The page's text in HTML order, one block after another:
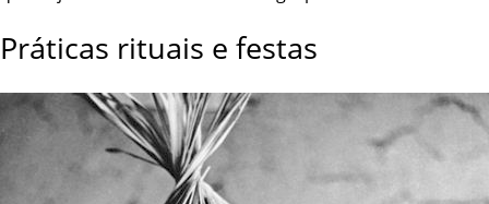
Práticas rituais e festas